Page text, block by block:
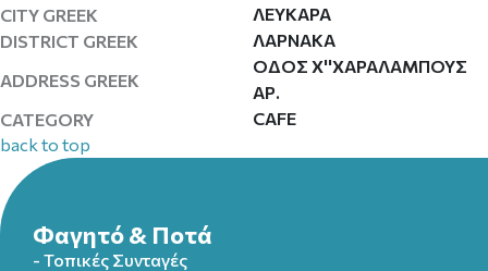
CITY GREEK
ΛΕΥΚΑΡΑ
DISTRICT GREEK
ΛΑΡΝΑΚΑ
ADDRESS GREEK
ΟΔΟΣ Χ''ΧΑΡΑΛΑΜΠΟΥΣ
ΑΡ.
CATEGORY
CAFE
back to top
Φαγητό & Ποτά
- Τοπικές Συνταγές